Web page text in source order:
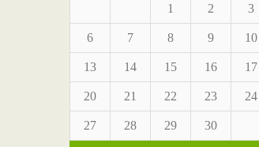
1 2 3
6 7 8 9 10
13 14 15 16 17
20 21 22 23 24
27 28 29 30